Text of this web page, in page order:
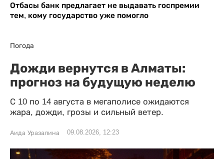
Отбасы банк предлагает не выдавать госпремии
тем, кому государство уже помогло
Погода
Дожди вернутся в Алматы:
прогноз на будущую неделю
С 10 по 14 августа в мегаполисе ожидаются
жара, дожди, грозы и сильный ветер.
Аида Уразалина 09.08.2026, 12:23